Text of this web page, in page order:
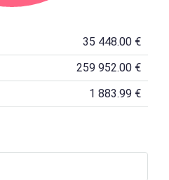
35 448.00 €
259 952.00 €
1 883.99 €